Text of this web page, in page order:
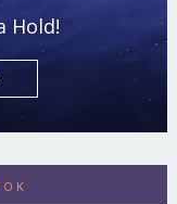
Hold!